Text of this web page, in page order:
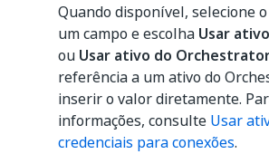
Quando disponível, selecione
um campo e escolha Usar
ou Usar ativo do
referência a um ativo do
inserir o valor diretamente.
informações, consulte Usar
credenciais para conexões.